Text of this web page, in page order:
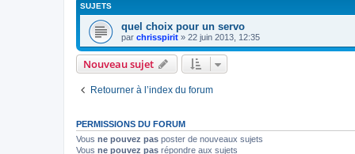
SUJETS
quel choix pour un servo
par chrisspirit » 22 juin 2013, 12:35
Nouveau sujet
Retourner à l’index du forum
PERMISSIONS DU FORUM
Vous ne pouvez pas poster de nouveaux sujets
Vous ne pouvez pas répondre aux sujets